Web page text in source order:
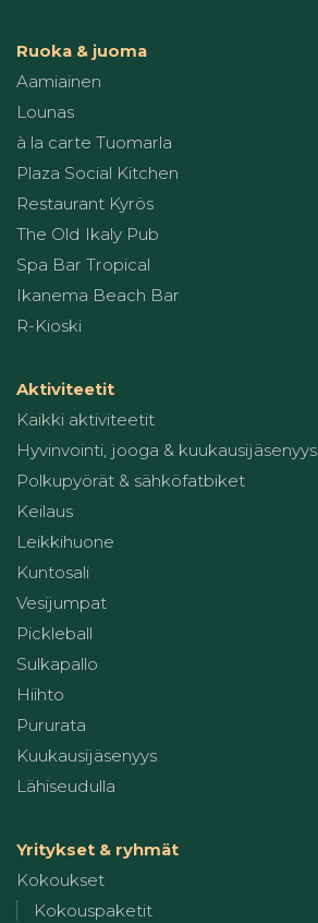
Ruoka & juoma
Aamiainen
Lounas
à la carte Tuomarla
Plaza Social Kitchen
Restaurant Kyrös
The Old Ikaly Pub
Spa Bar Tropical
Ikanema Beach Bar
R-Kioski
Aktiviteetit
Kaikki aktiviteetit
Hyvinvointi, jooga & kuukausijäsenyys
Polkupyörät & sähköfatbiket
Keilaus
Leikkihuone
Kuntosali
Vesijumpat
Pickleball
Sulkapallo
Hiihto
Pururata
Kuukausijäsenyys
Lähiseudulla
Yritykset & ryhmät
Kokoukset
Kokouspaketit